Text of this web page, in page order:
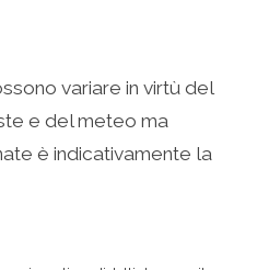
variare in virtù del
e del meteo ma
è indicativamente la